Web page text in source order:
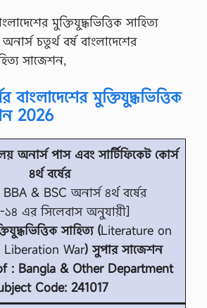
মুক্তিযুদ্ধভিত্তিক সাহিত্য
চতুর্থ বর্ষ বাংলাদেশের
সাজেশন,
বাংলাদেশের মুক্তিযুদ্ধভিত্তিক
2026
অনার্স পাস এবং সার্টিফিকেট কোর্স
৪র্থ বর্ষের
& BSC অনার্স ৪র্থ বর্ষের
এর সিলেবাস অনুযায়ী]
সাহিত্য (Literature on
Liberation War) সুপার সাজেশন
: Bangla & Other Department
Code: 241017